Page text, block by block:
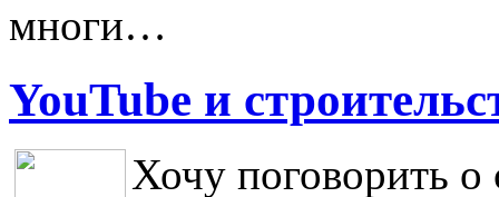
многи…
YouTube и
Хочу поговорить о